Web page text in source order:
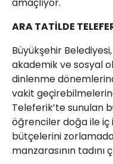
ARA TATİLDE
Büyükşehir
akademik ve sosyal
dinlenme
vakit
Teleferik’te sunulan
öğrenciler doğa ile
bütçelerini
manzarasının tadını